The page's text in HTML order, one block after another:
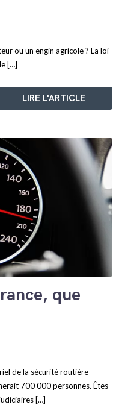
ou un engin agricole ? La loi
[…]
LIRE L'ARTICLE
que
de la sécurité routière
700 000 personnes. Êtes-
[…]